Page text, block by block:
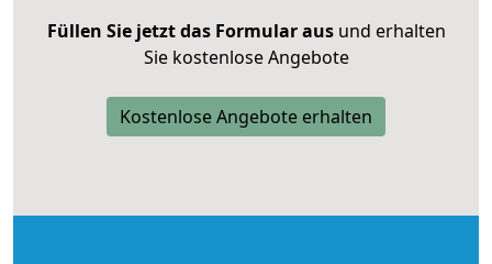
Füllen Sie jetzt das Formular ausund erhalten
Sie kostenlose Angebote
Kostenlose Angebote erhalten